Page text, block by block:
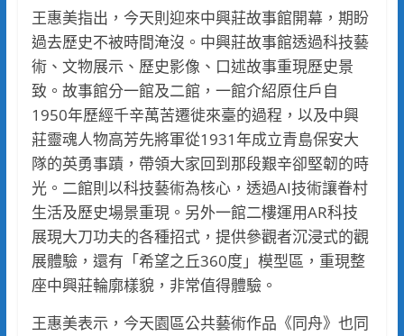
王惠美指出，今天則迎來中興莊故事館開幕，期盼
過去歷史不被時間淹沒。中興莊故事館透過科技藝
術、文物展示、歷史影像、口述故事重現歷史景
致。故事館分一館及二館，一館介紹原住戶自
1950年歷經千辛萬苦遷徙來臺的過程，以及中興
莊靈魂人物高芳先將軍從1931年成立青島保安大
隊的英勇事蹟，帶領大家回到那段艱辛卻堅韌的時
光。二館則以科技藝術為核心，透過AI技術讓眷村
生活及歷史場景重現。另外一館二樓運用AR科技
展現大刀功夫的各種招式，提供參觀者沉浸式的觀
展體驗，還有「希望之丘360度」模型區，重現整
座中興莊輪廓樣貌，非常值得體驗。
王惠美表示，今天園區公共藝術作品《同舟》也同